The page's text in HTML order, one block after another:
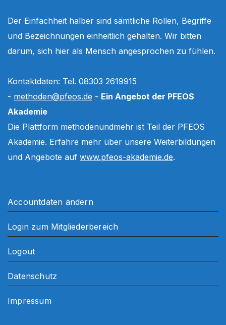
Der Einfachheit halber sind sämtliche Rollen, Begriffe
und Bezeichnungen einheitlich gehalten. Wir bitten
darum, sich hier als Mensch angesprochen zu fühlen.
Kontaktdaten: Tel. 08303 2619915
- methoden@pfeos.de - Ein Angebot der PFEOS
Akademie
Die Plattform methodenundmehr ist Teil der PFEOS
Akademie. Erfahre mehr über unsere Weiterbildungen
und Angebote auf www.pfeos-akademie.de.
Accountdaten ändern
Login zum Mitgliederbereich
Logout
Datenschutz
Impressum